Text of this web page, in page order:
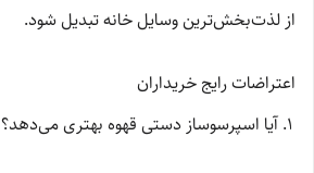
از لذت‌بخش‌ترین وسایل خانه تبدیل شود.
اعتراضات رایج خریداران
آیا اسپرسوساز دستی قهوه بهتری می‌دهد؟